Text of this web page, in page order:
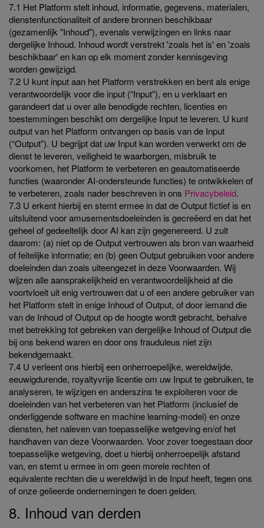
7.1 Het Platform stelt inhoud, informatie, gegevens, materialen,
dienstenfunctionaliteit of andere bronnen beschikbaar
(gezamenlijk "Inhoud"), evenals verwijzingen en links naar
dergelijke Inhoud. Inhoud wordt verstrekt 'zoals het is' en 'zoals
beschikbaar' en kan op elk moment zonder kennisgeving
worden gewijzigd.
7.2 U kunt input aan het Platform verstrekken en bent als enige
verantwoordelijk voor die input (“Input”), en u verklaart en
garandeert dat u over alle benodigde rechten, licenties en
toestemmingen beschikt om dergelijke Input te leveren. U kunt
output van het Platform ontvangen op basis van de Input
(“Output”). U begrijpt dat uw Input kan worden verwerkt om de
dienst te leveren, veiligheid te waarborgen, misbruik te
voorkomen, het Platform te verbeteren en geautomatiseerde
functies (waaronder AI-ondersteunde functies) te ontwikkelen of
te verbeteren, zoals nader beschreven in ons Privacybeleid.
7.3 U erkent hierbij en stemt ermee in dat de Output fictief is en
uitsluitend voor amusementsdoeleinden is gecreëerd en dat het
geheel of gedeeltelijk door AI kan zijn gegenereerd. U zult
daarom: (a) niet op de Output vertrouwen als bron van waarheid
of feitelijke informatie; en (b) geen Output gebruiken voor andere
doeleinden dan zoals uiteengezet in deze Voorwaarden. Wij
wijzen alle aansprakelijkheid en verantwoordelijkheid af die
voortvloeit uit enig vertrouwen dat u of een andere gebruiker van
het Platform stelt in enige Inhoud of Output, of door iemand die
van de Inhoud of Output op de hoogte wordt gebracht, behalve
met betrekking tot gebreken van dergelijke Inhoud of Output die
bij ons bekend waren en door ons frauduleus niet zijn
bekendgemaakt.
7.4 U verleent ons hierbij een onherroepelijke, wereldwijde,
eeuwigdurende, royaltyvrije licentie om uw Input te gebruiken, te
analyseren, te wijzigen en anderszins te exploiteren voor de
doeleinden van het verbeteren van het Platform (inclusief de
onderliggende software en machine learning-model) en onze
diensten, het naleven van toepasselijke wetgeving en/of het
handhaven van deze Voorwaarden. Voor zover toegestaan door
toepasselijke wetgeving, doet u hierbij onherroepelijk afstand
van, en stemt u ermee in om geen morele rechten of
equivalente rechten die u wereldwijd in de Input heeft, tegen ons
of onze gelieerde ondernemingen te doen gelden.
8. Inhoud van derden